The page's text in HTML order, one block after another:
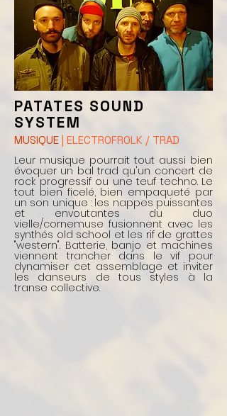
PATATES SOUND
SYSTEM
MUSIQUE | ELECTROFROLK / TRAD
Leur musique pourrait tout aussi bien
évoquer un bal trad qu'un concert de
rock progressif ou une teuf techno. Le
tout bien ficelé, bien empaqueté par
un son unique : les nappes puissantes
et envoutantes du duo
vielle/cornemuse fusionnent avec les
synthés old school et les rif de grattes
"western". Batterie, banjo et machines
viennent trancher dans le vif pour
dynamiser cet assemblage et inviter
les danseurs de tous styles à la
transe collective.